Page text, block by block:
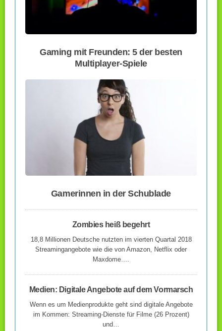
Gaming mit Freunden: 5 der besten
Multiplayer-Spiele
Gamerinnen in der Schublade
Zombies heiß begehrt
18,8 Millionen Deutsche nutzten im vierten Quartal 2018
Streamingangebote wie die von Amazon, Netflix oder
Maxdome….
Medien: Digitale Angebote auf dem Vormarsch
Wenn es um Medienprodukte geht sind digitale Angebote
im Kommen: Streaming-Dienste für Filme (26 Prozent)
und…